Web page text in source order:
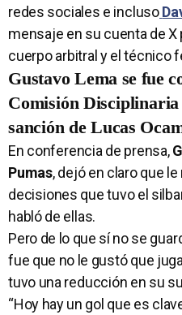
redes sociales e incluso
mensaje en su cuenta de X
cuerpo arbitral y el técnico
Gustavo Lema se fue
Comisión
sanción de Lucas
En conferencia de prensa,
Pumas, dejó en claro que
decisiones que tuvo el
habló de ellas.
Pero de lo que sí no se
fue que no le gustó que
tuvo una reducción en su
“Hoy hay un gol que es